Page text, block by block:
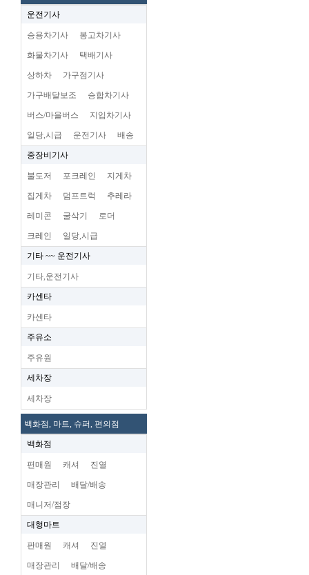
운전기사
승용차기사 봉고차기사
화물차기사 택배기사
상하차 가구점기사
가구배달보조 승합차기사
버스/마을버스 지입차기사
일당,시급 운전기사 배송
중장비기사
불도저 포크레인 지게차
집게차 덤프트럭 추레라
레미콘 굴삭기 로더
크레인 일당,시급
기타 ~~ 운전기사
기타,운전기사
카센타
카센타
주유소
주유원
세차장
세차장
백화점, 마트, 슈퍼, 편의점
백화점
편매원 캐셔 진열
매장관리 배달/배송
매니저/점장
대형마트
판매원 캐셔 진열
매장관리 배달/배송